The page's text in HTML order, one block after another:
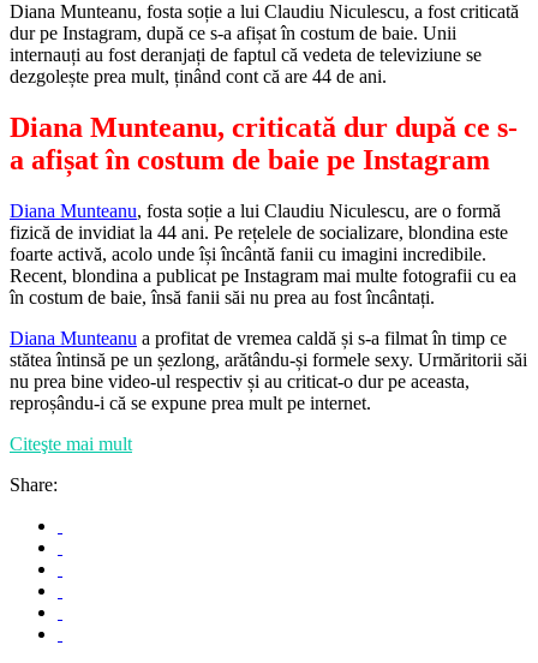
Diana Munteanu, fosta soție a lui Claudiu Niculescu, a fost criticată
dur pe Instagram, după ce s-a afișat în costum de baie. Unii
internauți au fost deranjați de faptul că vedeta de televiziune se
dezgolește prea mult, ținând cont că are 44 de ani.
Diana Munteanu, criticată dur după ce s-
a afișat în costum de baie pe Instagram
Diana Munteanu, fosta soție a lui Claudiu Niculescu, are o formă
fizică de invidiat la 44 ani. Pe rețelele de socializare, blondina este
foarte activă, acolo unde își încântă fanii cu imagini incredibile.
Recent, blondina a publicat pe Instagram mai multe fotografii cu ea
în costum de baie, însă fanii săi nu prea au fost încântați.
Diana Munteanu a profitat de vremea caldă și s-a filmat în timp ce
stătea întinsă pe un șezlong, arătându-și formele sexy. Urmăritorii săi
nu prea bine video-ul respectiv și au criticat-o dur pe aceasta,
reproșându-i că se expune prea mult pe internet.
Citeşte mai mult
Share: